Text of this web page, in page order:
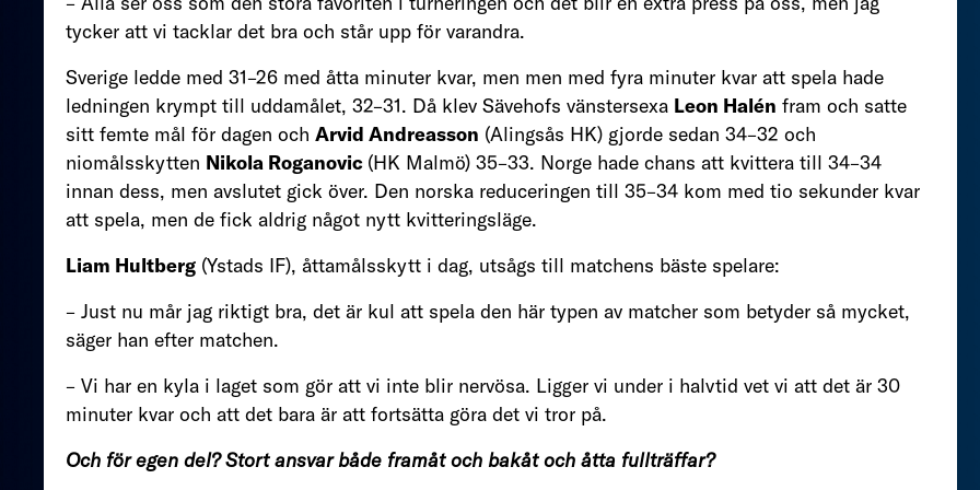
tycker att vi tacklar det bra och står upp för varandra.
Sverige ledde med 31–26 med åtta minuter kvar, men men med fyra minuter kvar att spela hade
ledningen krympt till uddamålet, 32–31. Då klev Sävehofs vänstersexa Leon Halén fram och satte
sitt femte mål för dagen och Arvid Andreasson (Alingsås HK) gjorde sedan 34–32 och
niomålsskytten Nikola Roganovic (HK Malmö) 35–33. Norge hade chans att kvittera till 34–34
innan dess, men avslutet gick över. Den norska reduceringen till 35–34 kom med tio sekunder kvar
att spela, men de fick aldrig något nytt kvitteringsläge.
Liam Hultberg (Ystads IF), åttamålsskytt i dag, utsågs till matchens bäste spelare:
– Just nu mår jag riktigt bra, det är kul att spela den här typen av matcher som betyder så mycket,
säger han efter matchen.
– Vi har en kyla i laget som gör att vi inte blir nervösa. Ligger vi under i halvtid vet vi att det är 30
minuter kvar och att det bara är att fortsätta göra det vi tror på.
Och för egen del? Stort ansvar både framåt och bakåt och åtta fullträffar?